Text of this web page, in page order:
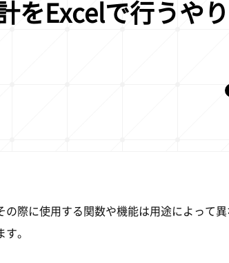
をExcelで行うや
際に使用する関数や機能は用途によって
。